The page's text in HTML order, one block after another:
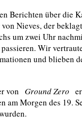
Berichten über die
Nieves, der
um zwei Uhr
Wir
und blieben
von
Ground Zero
am Morgen des 19.